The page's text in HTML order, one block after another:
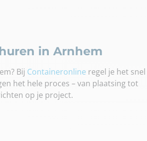
in Arnhem
Bij Containeronline regel je het snel
het hele proces – van plaatsing tot
op je project.